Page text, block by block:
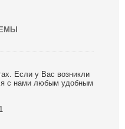
Если у Вас возникли
с нами любым удобным